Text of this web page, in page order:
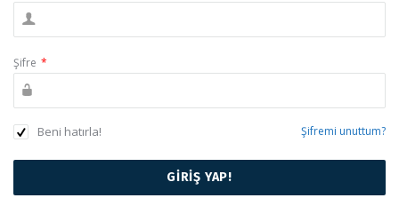
Şifre *
Beni hatırla! Şifremi unuttum?